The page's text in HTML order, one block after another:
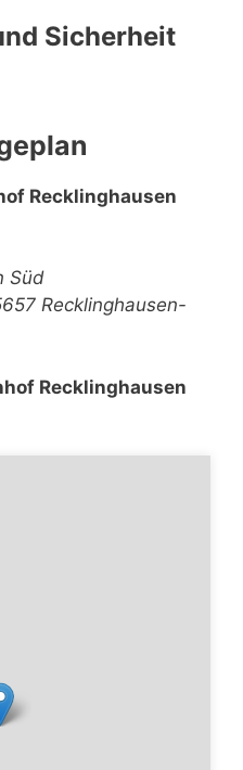
Sicherheit
Recklinghausen
Süd
Recklinghausen-
Recklinghausen